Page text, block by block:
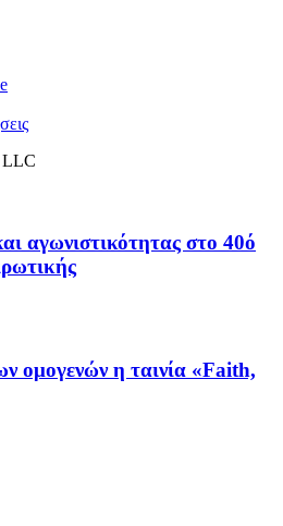
LLC
αγωνιστικότητας στο 40ό
ομογενών η ταινία «Faith,